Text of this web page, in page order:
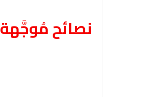
نصائح مُوجَّهة